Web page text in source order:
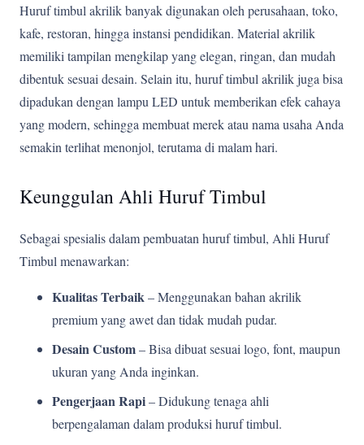
Huruf timbul akrilik banyak digunakan oleh perusahaan, toko,
kafe, restoran, hingga instansi pendidikan. Material akrilik
memiliki tampilan mengkilap yang elegan, ringan, dan mudah
dibentuk sesuai desain. Selain itu, huruf timbul akrilik juga bisa
dipadukan dengan lampu LED untuk memberikan efek cahaya
yang modern, sehingga membuat merek atau nama usaha Anda
semakin terlihat menonjol, terutama di malam hari.
Keunggulan Ahli Huruf Timbul
Sebagai spesialis dalam pembuatan huruf timbul, Ahli Huruf
Timbul menawarkan:
Kualitas Terbaik– Menggunakan bahan akrilik
premium yang awet dan tidak mudah pudar.
Desain Custom– Bisa dibuat sesuai logo, font, maupun
ukuran yang Anda inginkan.
Pengerjaan Rapi– Didukung tenaga ahli
berpengalaman dalam produksi huruf timbul.